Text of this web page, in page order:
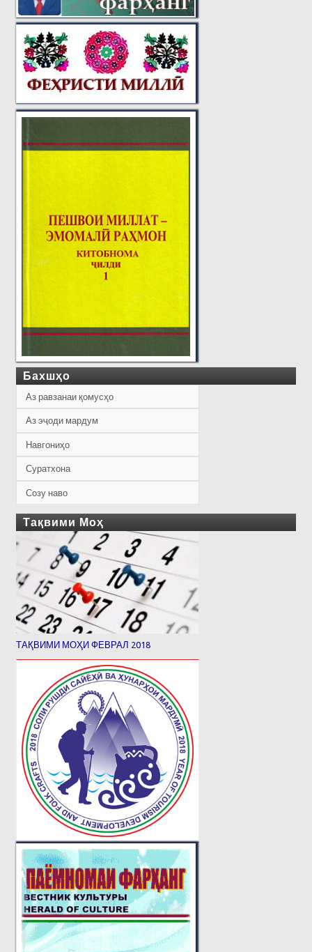
Бахшҳо
Аз равзанаи қомусҳо
Аз эҷоди мардум
Навгониҳо
Суратхона
Созу наво
Тақвими Моҳ
ТАҚВИМИ МОҲИ ФЕВРАЛ 2018